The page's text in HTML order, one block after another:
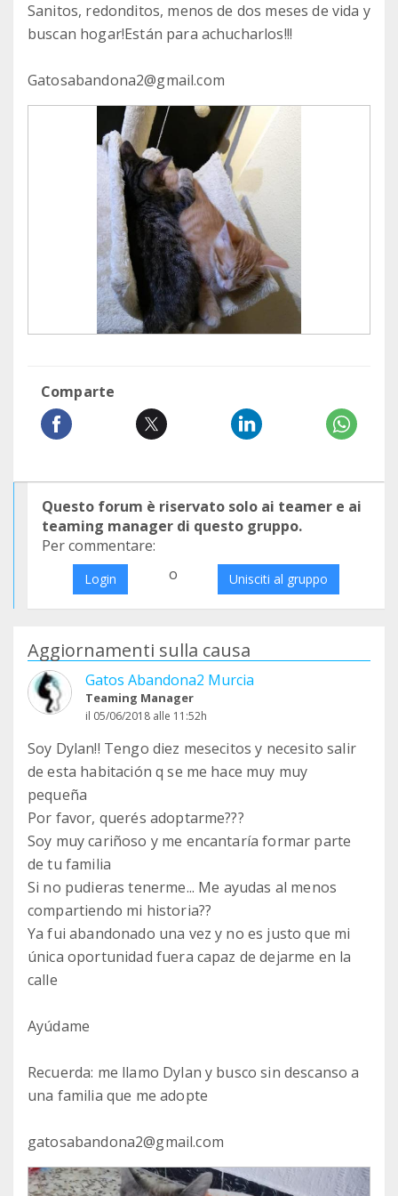
Sanitos, redonditos, menos de dos meses de vida y
buscan hogar!Están para achucharlos!!!
Gatosabandona2@gmail.com
Comparte
Questo forum è riservato solo ai teamer e ai
teaming manager di questo gruppo.
Per commentare:
Login o Unisciti al gruppo
Aggiornamenti sulla causa
Gatos Abandona2 Murcia
Teaming Manager
il 05/06/2018 alle 11:52h
Soy Dylan!! Tengo diez mesecitos y necesito salir
de esta habitación q se me hace muy muy
pequeña
Por favor, querés adoptarme???
Soy muy cariñoso y me encantaría formar parte
de tu familia
Si no pudieras tenerme... Me ayudas al menos
compartiendo mi historia??
Ya fui abandonado una vez y no es justo que mi
única oportunidad fuera capaz de dejarme en la
calle
Ayúdame
Recuerda: me llamo Dylan y busco sin descanso a
una familia que me adopte
gatosabandona2@gmail.com